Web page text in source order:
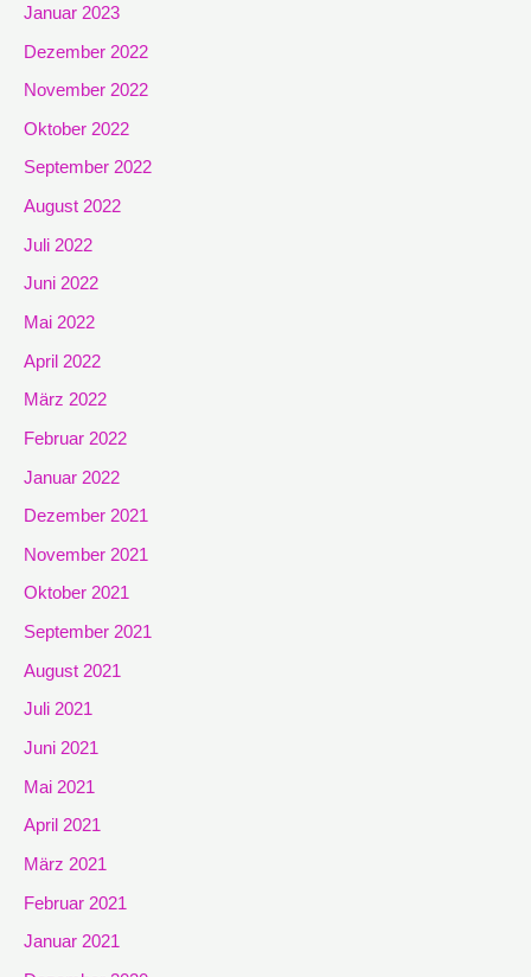
Januar 2023
Dezember 2022
November 2022
Oktober 2022
September 2022
August 2022
Juli 2022
Juni 2022
Mai 2022
April 2022
März 2022
Februar 2022
Januar 2022
Dezember 2021
November 2021
Oktober 2021
September 2021
August 2021
Juli 2021
Juni 2021
Mai 2021
April 2021
März 2021
Februar 2021
Januar 2021